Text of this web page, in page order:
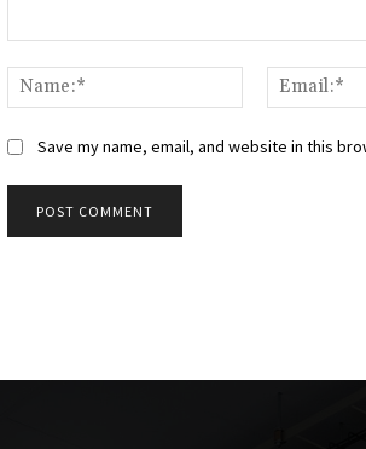
Name:*
Save my name, email, and website in this